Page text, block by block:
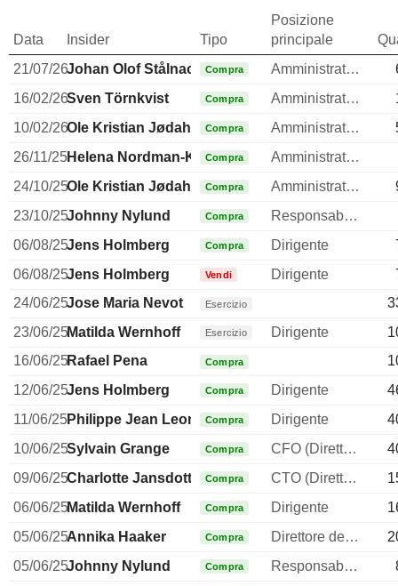
Data Insider Tipo
Posizione
principale
21/07/26Johan Olof StålnackeCompra Amministratore
16/02/26Sven Törnkvist Compra Amministratore
10/02/26Ole Kristian Jødahl Compra Amministratore delegato
26/11/25Helena Nordman-Knutson
Compra
Amministratore
24/10/25Ole Kristian Jødahl Compra Amministratore delegato
23/10/25Johnny Nylund Compra
Responsabile Investors Relation
06/08/25Jens Holmberg Compra Dirigente
06/08/25Jens Holmberg Vendi Dirigente
24/06/25Jose Maria Nevot Esercizio
23/06/25Matilda Wernhoff Esercizio Dirigente
16/06/25Rafael Pena Compra
12/06/25Jens Holmberg Compra Dirigente
11/06/25Philippe Jean Leon Gastineau
Compra Dirigente
10/06/25Sylvain Grange Compra CFO (Direttore finanziario)
09/06/25Charlotte Jansdotter Brogren Karlberg
Compra CTO (Direttore tecnico)
06/06/25Matilda Wernhoff Compra Dirigente
05/06/25Annika Haaker Compra Direttore delle risorse umane
05/06/25Johnny Nylund Compra Responsabile Investors Relation